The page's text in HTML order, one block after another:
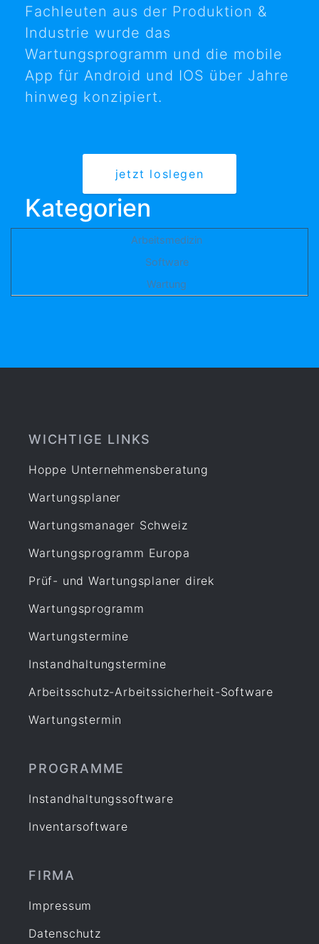
Fachleuten aus der Produktion &
Industrie wurde das
Wartungsprogramm und die mobile
App für Android und IOS über Jahre
hinweg konzipiert.
jetzt loslegen
Kategorien
Arbeitsmedizin
Software
Wartung
WICHTIGE LINKS
Hoppe Unternehmensberatung
Wartungsplaner
Wartungsmanager Schweiz
Wartungsprogramm Europa
Prüf- und Wartungsplaner direk
Wartungsprogramm
Wartungstermine
Instandhaltungstermine
Arbeitsschutz-Arbeitssicherheit-Software
Wartungstermin
PROGRAMME
Instandhaltungssoftware
Inventarsoftware
FIRMA
Impressum
Datenschutz